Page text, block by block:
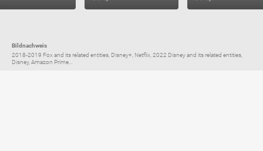
Bildnachweis
2018-2019 Fox and its related entities, Disney+, Netflix, 2022 Disney and its related entities,
Disney, Amazon Prime...